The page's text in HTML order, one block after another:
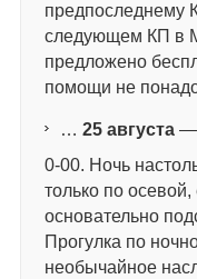
предпоследнему
следующем КП в
предложено
помощи не
… 25августа—
0-00. Ночь
только по
основательно
Прогулка по
необычайное